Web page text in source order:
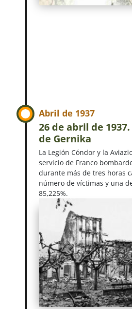
Abril de 1937
26 de abril de
de Gernika
La Legión Cóndor y la
servicio de Franco
durante más de tres horas
número de víctimas y una
85,225%.